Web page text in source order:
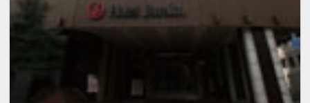
設定期間：2026年5月1日～2026年9月
インターネットコース番号：DP-1-
17635604